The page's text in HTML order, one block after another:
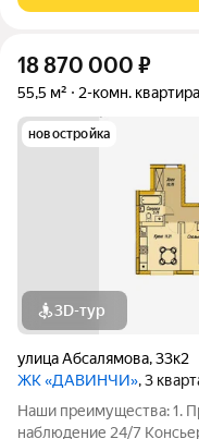
18 870 000 ₽
55,5 м² 2-комн. квартира
новостройка
3D-тур
улица Абсалямова,33к2
ЖК «ДАВИНЧИ», 3
Наши преимущества: 1.
наблюдение 24/7